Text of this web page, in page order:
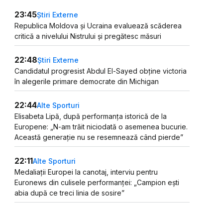
23:45Știri Externe
Republica Moldova și Ucraina evaluează scăderea
critică a nivelului Nistrului și pregătesc măsuri
22:48Știri Externe
Candidatul progresist Abdul El-Sayed obține victoria
în alegerile primare democrate din Michigan
22:44Alte Sporturi
Elisabeta Lipă, după performanța istorică de la
Europene: „N-am trăit niciodată o asemenea bucurie.
Această generație nu se resemnează când pierde”
22:11Alte Sporturi
Medaliații Europei la canotaj, interviu pentru
Euronews din culisele performanței: „Campion ești
abia după ce treci linia de sosire”